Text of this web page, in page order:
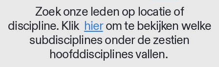
Zoek onze leden op locatie of
discipline. Klik hierom te bekijken welke
subdisciplines onder de zestien
hoofddisciplines vallen.